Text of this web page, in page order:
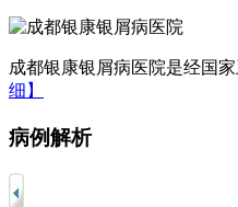
成都银康银屑病医院是经国
细】
病例解析